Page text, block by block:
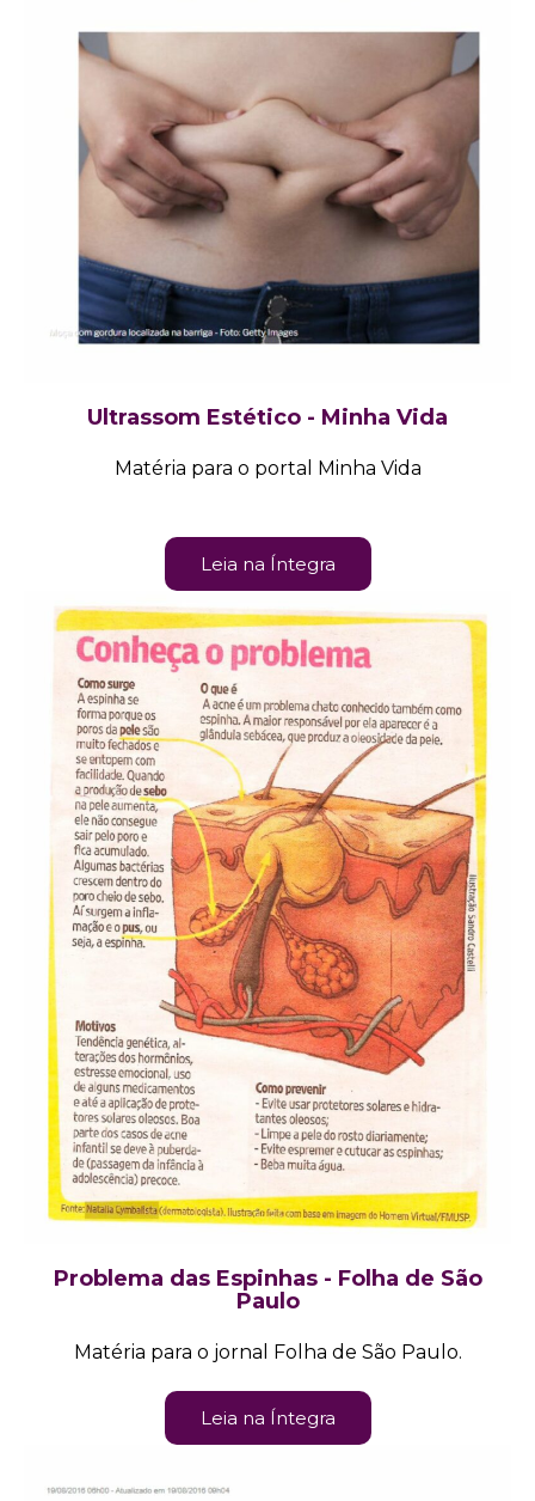
Ultrassom Estético - Minha Vida
Matéria para o portal Minha Vida
Leia na Íntegra
Problema das Espinhas - Folha de São
Paulo
Matéria para o jornal Folha de São Paulo.
Leia na Íntegra